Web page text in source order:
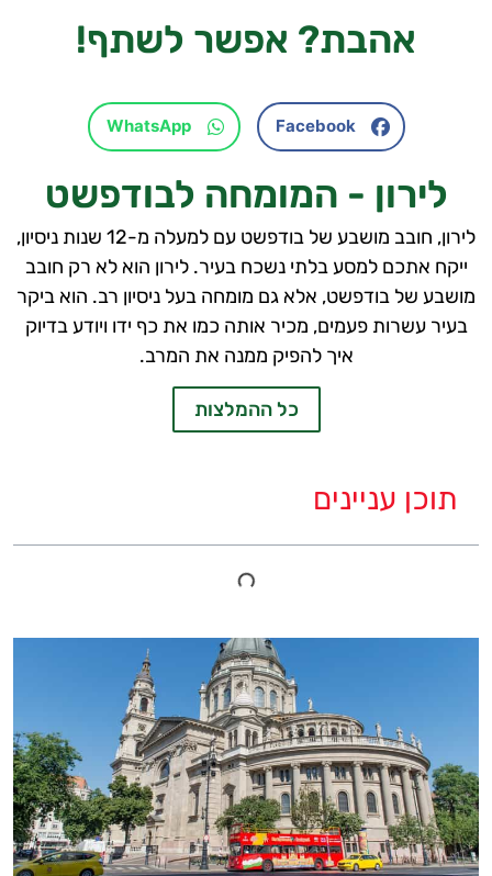
אהבת? אפשר לשתף!
Facebook
WhatsApp
לירון - המומחה לבודפשט
לירון, חובב מושבע של בודפשט עם למעלה מ-12 שנות ניסיון,
ייקח אתכם למסע בלתי נשכח בעיר. לירון הוא לא רק חובב
מושבע של בודפשט, אלא גם מומחה בעל ניסיון רב. הוא ביקר
בעיר עשרות פעמים, מכיר אותה כמו את כף ידו ויודע בדיוק
איך להפיק ממנה את המרב.
כל ההמלצות
תוכן עניינים